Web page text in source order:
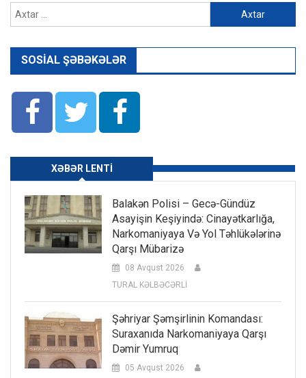
SOSIAL ŞƏBƏKƏLƏR
XƏBƏR LENTI
Balakən Polisi – Gecə-Gündüz
Asayişin Keşiyində: Cinayətkarlığa,
Narkomaniyaya Və Yol Təhlükələrinə
Qarşı Mübarizə
08 Avqust 2026
TURAL KƏLBƏCƏRLİ
Şəhriyar Şəmşirlinin Komandası:
Suraxanıda Narkomaniyaya Qarşı
Dəmir Yumruq
05 Avqust 2026